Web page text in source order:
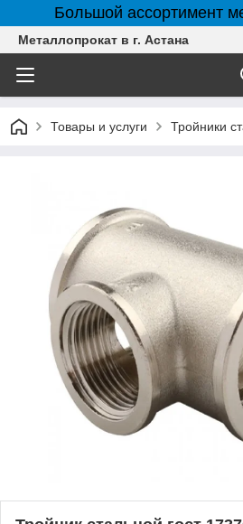
Большой ассортимент
Металлопрокат в г. Астана
Товары и услуги Тройники